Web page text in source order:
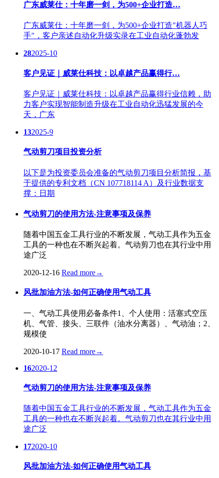
广东威莱仕：十年磨一剑，为500+企业打造…
广东威莱仕：十年磨一剑，为500+企业打造"机器人巧
手"，客户亲述自动化升级实录在工业自动化蓬勃发
282025-10
客户见证｜威莱仕科技：以卓越产品赢得行…
客户见证｜威莱仕科技：以卓越产品赢得行业信赖，助
力客户实现智能制造升级在工业自动化迅猛发展的今
天，广东
132025-9
气动剪刀项目投资分析
以下是为投资委员会准备的气动剪刀项目分析简报，基
于提供的专利文档（CN 107718114 A）及行业数据支
撑：日期
气动剪刀的使用方法-注意事项及保养
随着中国五金工具行业的不断发展，气动工具作为五金
工具的一种也在不断兴起着。气动剪刀也在其行业中用
途广泛
2020-12-16 Read more→
风批加油方法-如何正确使用气动工具
一、气动工具使用必备条件1、个人使用：活塞式空压
机、气管、接头、三联件（油水分离器）、气动油；2、
规模使
2020-10-17 Read more→
162020-12
气动剪刀的使用方法-注意事项及保养
随着中国五金工具行业的不断发展，气动工具作为五金
工具的一种也在不断兴起着。气动剪刀也在其行业中用
途广泛
172020-10
风批加油方法-如何正确使用气动工具